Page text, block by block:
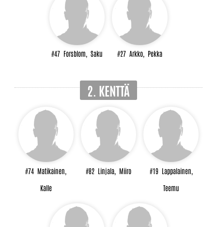
#47 Forsblom, Saku #27 Arkko, Pekka
2. KENTTÄ
#74 Matikainen,
Kalle
#82 Linjala, Miiro #19 Lappalainen,
Teemu